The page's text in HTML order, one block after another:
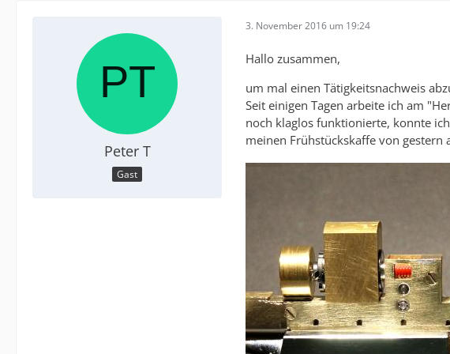
Peter T
Gast
3. November 2016 um 19:24
Hallo zusammen,
um mal einen Tätigkeitsnachweis
Seit einigen Tagen arbeite ich am
noch klaglos funktionierte, konnte
meinen Frühstückskaffe von gestern